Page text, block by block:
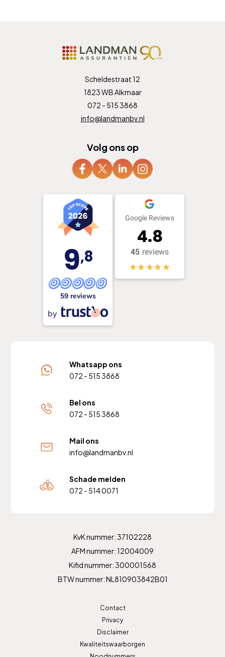
Scheldestraat 12
1823 WB Alkmaar
072 - 515 3868
info@landmanbv.nl
Volg ons op
9,8
59 reviews
by
Google Reviews
4.8
45 reviews
Whatsapp ons
072 - 515 3868
Bel ons
072 - 515 3868
Mail ons
info@landmanbv.nl
Schade melden
072 - 514 0071
KvK nummer: 37102228
AFM nummer: 12004009
Kifid nummer: 300001568
BTW nummer: NL810903842B01
Contact
Privacy
Disclaimer
Kwaliteitswaarborgen